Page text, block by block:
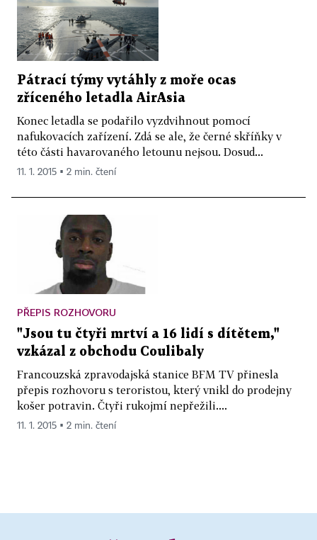
Pátrací týmy vytáhly z moře ocas
zříceného letadla AirAsia
Konec letadla se podařilo vyzdvihnout pomocí
nafukovacích zařízení. Zdá se ale, že černé skříňky v
této části havarovaného letounu nejsou. Dosud...
11. 1. 2015 ▪ 2 min. čtení
PŘEPIS ROZHOVORU
"Jsou tu čtyři mrtví a 16 lidí s dítětem,"
vzkázal z obchodu Coulibaly
Francouzská zpravodajská stanice BFM TV přinesla
přepis rozhovoru s teroristou, který vnikl do prodejny
košer potravin. Čtyři rukojmí nepřežili....
11. 1. 2015 ▪ 2 min. čtení